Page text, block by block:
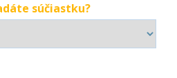
súčiastku?